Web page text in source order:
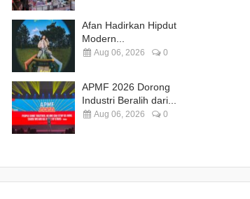
Afan Hadirkan Hipdut
Modern...
Aug 06, 2026 0
APMF 2026 Dorong
Industri Beralih dari...
Aug 06, 2026 0